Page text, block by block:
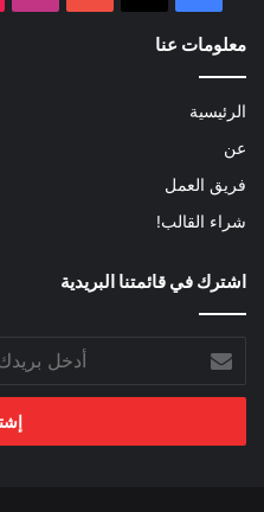
معلومات عنا
الرئيسية
عن
فريق العمل
شراء القالب!
اشترك في قائمتنا البريدية
بريدك
الإلكتروني